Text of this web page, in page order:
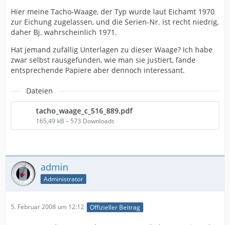
Hier meine Tacho-Waage, der Typ wurde laut Eichamt 1970
zur Eichung zugelassen, und die Serien-Nr. ist recht niedrig,
daher Bj. wahrscheinlich 1971.
Hat jemand zufällig Unterlagen zu dieser Waage? Ich habe
zwar selbst rausgefunden, wie man sie justiert, fände
entsprechende Papiere aber dennoch interessant.
Dateien
tacho_waage_c_516_889.pdf
165,49 kB – 573 Downloads
admin
Administrator
5. Februar 2008 um 12:12 Offizieller Beitrag